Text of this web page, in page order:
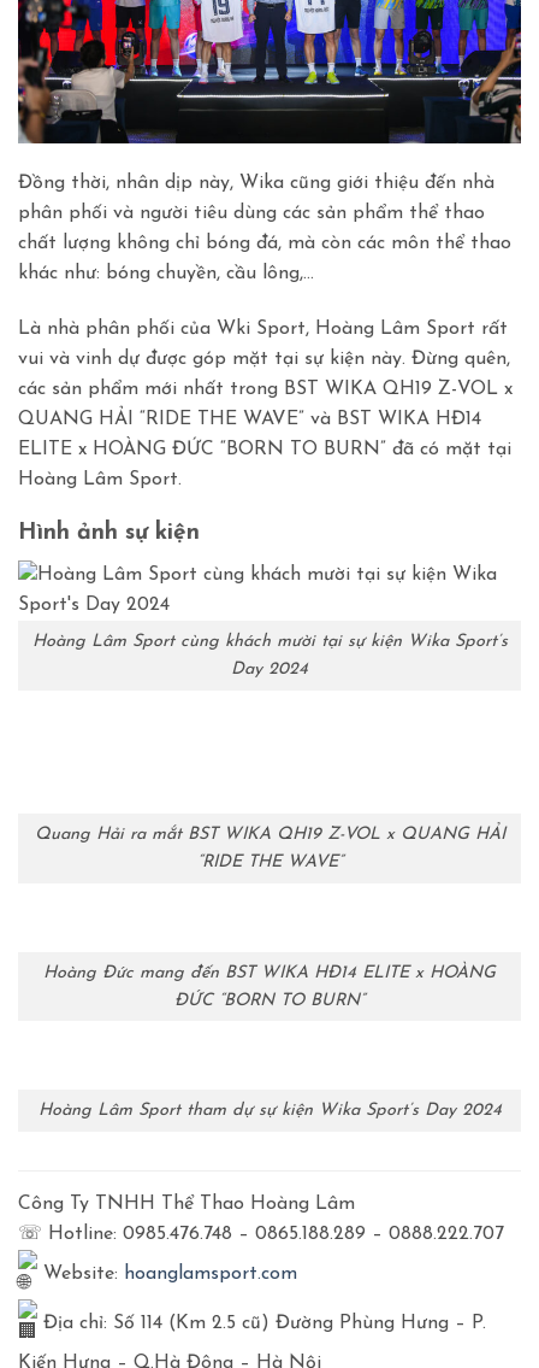
Đồng thời, nhân dịp này, Wika cũng giới thiệu đến nhà
phân phối và người tiêu dùng các sản phẩm thể thao
chất lượng không chỉ bóng đá, mà còn các môn thể thao
khác như: bóng chuyền, cầu lông,…
Là nhà phân phối của Wki Sport, Hoàng Lâm Sport rất
vui và vinh dự được góp mặt tại sự kiện này. Đừng quên,
các sản phẩm mới nhất trong BST WIKA QH19 Z-VOL x
QUANG HẢI “RIDE THE WAVE” và BST WIKA HĐ14
ELITE x HOÀNG ĐỨC “BORN TO BURN” đã có mặt tại
Hoàng Lâm Sport.
Hình ảnh sự kiện
Hoàng Lâm Sport cùng khách mười tại sự kiện Wika Sport’s
Day 2024
Quang Hải ra mắt BST WIKA QH19 Z-VOL x QUANG HẢI
“RIDE THE WAVE”
Hoàng Đức mang đến BST WIKA HĐ14 ELITE x HOÀNG
ĐỨC “BORN TO BURN”
Hoàng Lâm Sport tham dự sự kiện Wika Sport’s Day 2024
Công Ty TNHH Thể Thao Hoàng Lâm
☏ Hotline: 0985.476.748 – 0865.188.289 – 0888.222.707
Website: hoanglamsport.com
Địa chỉ: Số 114 (Km 2.5 cũ) Đường Phùng Hưng – P.
Kiến Hưng – Q.Hà Đông – Hà Nội